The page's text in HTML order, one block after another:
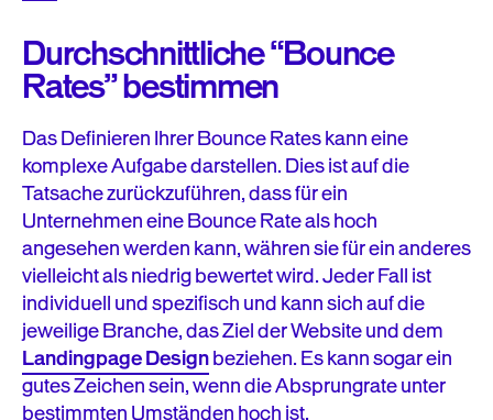
Durchschnittliche “Bounce
Rates” bestimmen
Das Definieren Ihrer Bounce Rates kann eine
komplexe Aufgabe darstellen. Dies ist auf die
Tatsache zurückzuführen, dass für ein
Unternehmen eine Bounce Rate als hoch
angesehen werden kann, währen sie für ein anderes
vielleicht als niedrig bewertet wird. Jeder Fall ist
individuell und spezifisch und kann sich auf die
jeweilige Branche, das Ziel der Website und dem
Landingpage Designbeziehen. Es kann sogar ein
gutes Zeichen sein, wenn die Absprungrate unter
bestimmten Umständen hoch ist.